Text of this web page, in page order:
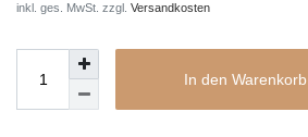
inkl. ges. MwSt. zzgl. Versandkosten
In den Warenkorb